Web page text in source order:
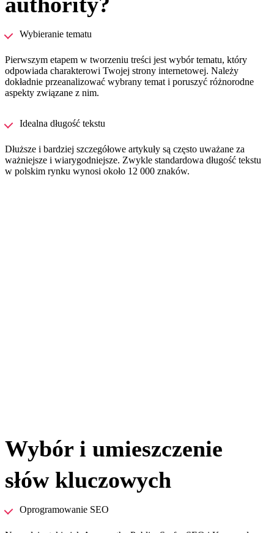
Wybieranie tematu
Pierwszym etapem w tworzeniu treści jest wybór tematu, który
odpowiada charakterowi Twojej strony internetowej. Należy
dokładnie przeanalizować wybrany temat i poruszyć różnorodne
aspekty związane z nim.
Idealna długość tekstu
Dłuższe i bardziej szczegółowe artykuły są często uważane za
ważniejsze i wiarygodniejsze. Zwykle standardowa długość tekstu
w polskim rynku wynosi około 12 000 znaków.
Wybór i umieszczenie
słów kluczowych
Oprogramowanie SEO